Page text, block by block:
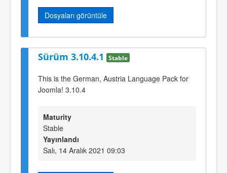
Dosyaları görüntüle
Sürüm 3.10.4.1 Stable
This is the German, Austria Language Pack for
Joomla! 3.10.4
Maturity
Stable
Yayınlandı
Salı, 14 Aralık 2021 09:03